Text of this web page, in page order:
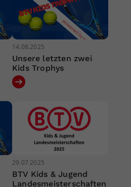
14.08.2025
Unsere letzten zwei
Kids Trophys
29.07.2025
BTV Kids & Jugend
Landesmeisterschaften